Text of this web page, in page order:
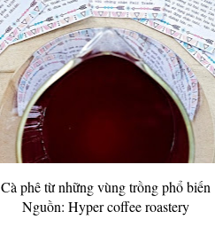
Cà phê từ những vùng trồng phổ biến
Nguồn: Hyper coffee roastery